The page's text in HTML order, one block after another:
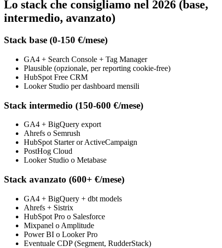
Lo stack che consigliamo nel 2026 (base,
intermedio, avanzato)
Stack base (0-150 €/mese)
GA4 + Search Console + Tag Manager
Plausible (opzionale, per reporting cookie-free)
HubSpot Free CRM
Looker Studio per dashboard mensili
Stack intermedio (150-600 €/mese)
GA4 + BigQuery export
Ahrefs o Semrush
HubSpot Starter or ActiveCampaign
PostHog Cloud
Looker Studio o Metabase
Stack avanzato (600+ €/mese)
GA4 + BigQuery + dbt models
Ahrefs + Sistrix
HubSpot Pro o Salesforce
Mixpanel o Amplitude
Power BI o Looker Pro
Eventuale CDP (Segment, RudderStack)